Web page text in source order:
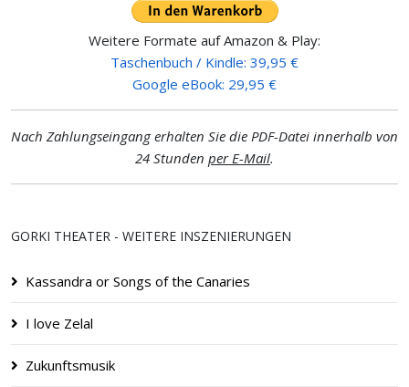
Weitere Formate auf Amazon & Play:
Taschenbuch / Kindle: 39,95 €
Google eBook: 29,95 €
Nach Zahlungseingang erhalten Sie die PDF-Datei innerhalb von
24 Stunden per E-Mail.
GORKI THEATER - WEITERE INSZENIERUNGEN
Kassandra or Songs of the Canaries
I love Zelal
Zukunftsmusik